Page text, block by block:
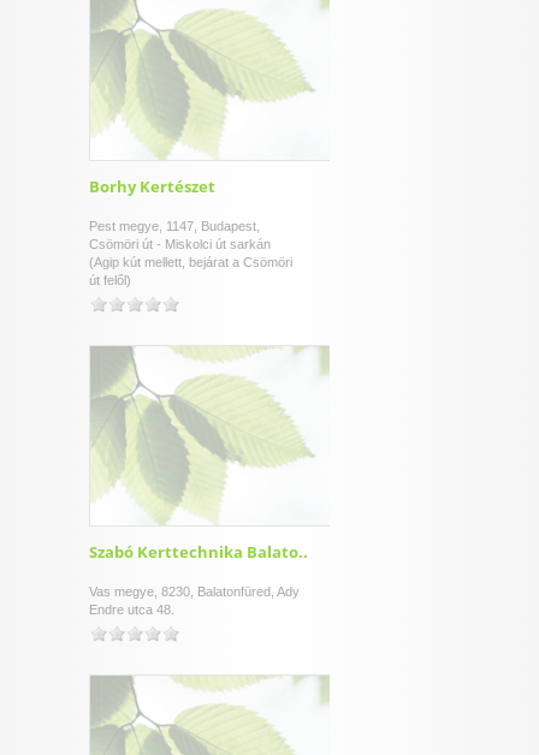
Borhy Kertészet
Pest megye, 1147, Budapest,
Csömöri út - Miskolci út sarkán
(Agip kút mellett, bejárat a Csömöri
út felől)
Szabó Kerttechnika Balato..
Vas megye, 8230, Balatonfüred, Ady
Endre utca 48.